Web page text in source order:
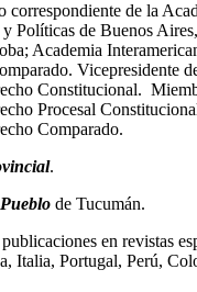
correspondiente de la
Políticas de Buenos
Academia
Vicepresidente
Constitucional.
Procesal
Comparado.
.
de Tucumán.
en revistas
Italia, Portugal, Perú,